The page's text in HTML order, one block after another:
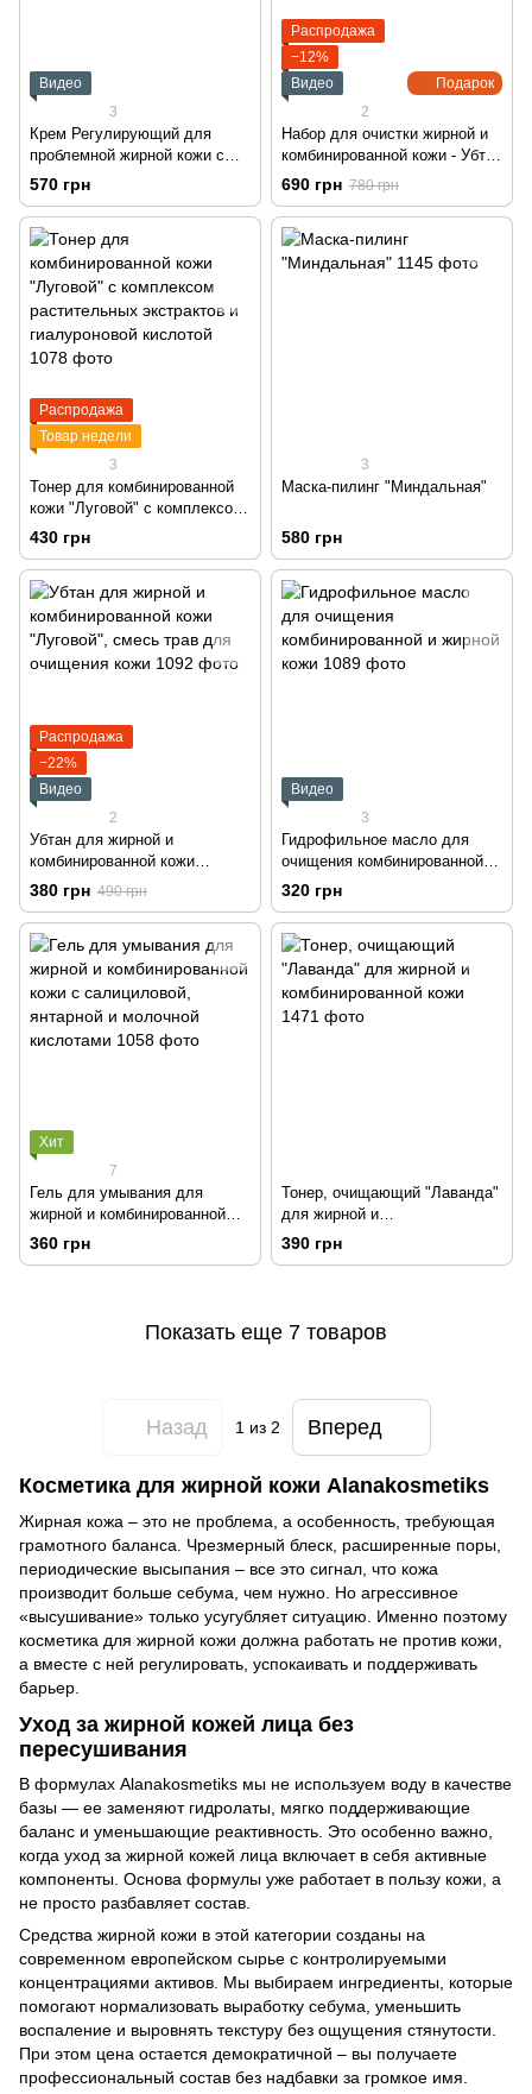
Видео
3
Крем Регулирующий для
проблемной жирной кожи с
акне, 13+
570 грн
Подарок
Распродажа
−12%
Видео
2
Набор для очистки жирной и
комбинированной кожи - Убтан
и гидрофильное масло.
690 грн 780 грн
Распродажа
Товар недели
3
Тонер для комбинированной
кожи "Луговой" с комплексом
растительных экстрактов и
гиалуроновой кислотой
430 грн
3
Маска-пилинг "Миндальная"
580 грн
Распродажа
−22%
Видео
2
Убтан для жирной и
комбинированной кожи
"Луговой", смесь трав для
очищения кожи
380 грн 490 грн
Видео
3
Гидрофильное масло для
очищения комбинированной и
жирной кожи
320 грн
Хит
7
Гель для умывания для
жирной и комбинированной
кожи с салициловой, янтарной
и молочной кислотами
360 грн
Тонер, очищающий "Лаванда"
для жирной и
комбинированной кожи
390 грн
Показать еще 7 товаров
Назад 1из 2 Вперед
Косметика для жирной кожи Alanakosmetiks
Жирная кожа – это не проблема, а особенность, требующая
грамотного баланса. Чрезмерный блеск, расширенные поры,
периодические высыпания – все это сигнал, что кожа
производит больше себума, чем нужно. Но агрессивное
«высушивание» только усугубляет ситуацию. Именно поэтому
косметика для жирной кожи должна работать не против кожи,
а вместе с ней регулировать, успокаивать и поддерживать
барьер.
Уход за жирной кожей лица без
пересушивания
В формулах Alanakosmetiks мы не используем воду в качестве
базы — ее заменяют гидролаты, мягко поддерживающие
баланс и уменьшающие реактивность. Это особенно важно,
когда уход за жирной кожей лица включает в себя активные
компоненты. Основа формулы уже работает в пользу кожи, а
не просто разбавляет состав.
Средства жирной кожи в этой категории созданы на
современном европейском сырье с контролируемыми
концентрациями активов. Мы выбираем ингредиенты, которые
помогают нормализовать выработку себума, уменьшить
воспаление и выровнять текстуру без ощущения стянутости.
При этом цена остается демократичной – вы получаете
профессиональный состав без надбавки за громкое имя.